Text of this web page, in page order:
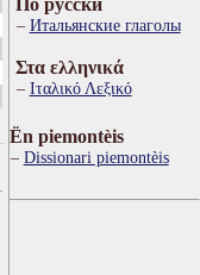
По русски
Итальянские глаголы
Στα ελληνικά
Ιταλικό Λεξικό
Ën piemontèis
Dissionari piemontèis